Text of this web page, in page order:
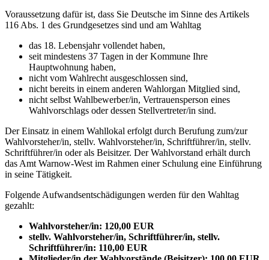
Voraussetzung dafür ist, dass Sie Deutsche im Sinne des Artikels
116 Abs. 1 des Grundgesetzes sind und am Wahltag
das 18. Lebensjahr vollendet haben,
seit mindestens 37 Tagen in der Kommune Ihre
Hauptwohnung haben,
nicht vom Wahlrecht ausgeschlossen sind,
nicht bereits in einem anderen Wahlorgan Mitglied sind,
nicht selbst Wahlbewerber/in, Vertrauensperson eines
Wahlvorschlags oder dessen Stellvertreter/in sind.
Der Einsatz in einem Wahllokal erfolgt durch Berufung zum/zur
Wahlvorsteher/in, stellv. Wahlvorsteher/in, Schriftführer/in, stellv.
Schriftführer/in oder als Beisitzer. Der Wahlvorstand erhält durch
das Amt Warnow-West im Rahmen einer Schulung eine Einführung
in seine Tätigkeit.
Folgende Aufwandsentschädigungen werden für den Wahltag
gezahlt:
Wahlvorsteher/in: 120,00 EUR
stellv. Wahlvorsteher/in, Schriftführer/in, stellv.
Schriftführer/in: 110,00 EUR